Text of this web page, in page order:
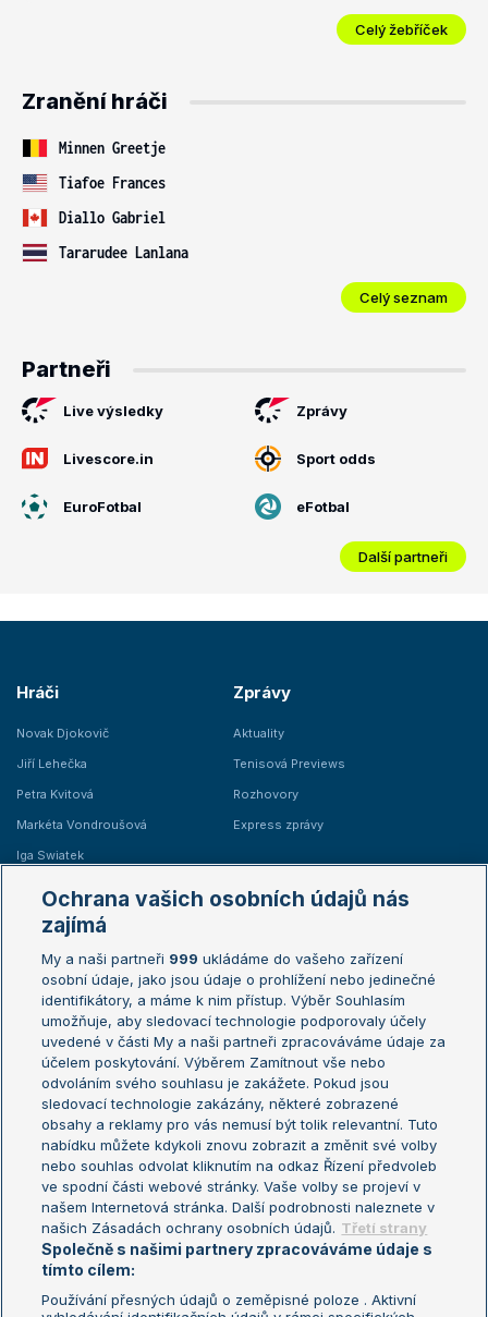
Celý žebříček
Zranění hráči
Minnen Greetje
Tiafoe Frances
Diallo Gabriel
Tararudee Lanlana
Celý seznam
Partneři
Live výsledky Zprávy
Livescore.in Sport odds
EuroFotbal eFotbal
Další partneři
Hráči
Novak Djokovič
Jiří Lehečka
Petra Kvitová
Markéta Vondroušová
Iga Swiatek
Zprávy
Aktuality
Tenisová Previews
Rozhovory
Express zprávy
Žebříčky
Žebříček ATP (muži)
Žebříček WTA (ženy)
Sázkařský žebříček
Australian Open
French Open
Wimbledon
US Open
Turnaj mistrů
Turnaj mistryň
Aktualní trendy
Fotbalové přestupy
Livesport Daily
LS Prague Open
Ochrana vašich osobních údajů nás
zajímá
My a naši partneři 999 ukládáme do vašeho zařízení
osobní údaje, jako jsou údaje o prohlížení nebo jedinečné
identifikátory, a máme k nim přístup. Výběr Souhlasím
umožňuje, aby sledovací technologie podporovaly účely
uvedené v části My a naši partneři zpracováváme údaje za
účelem poskytování. Výběrem Zamítnout vše nebo
odvoláním svého souhlasu je zakážete. Pokud jsou
sledovací technologie zakázány, některé zobrazené
obsahy a reklamy pro vás nemusí být tolik relevantní. Tuto
nabídku můžete kdykoli znovu zobrazit a změnit své volby
nebo souhlas odvolat kliknutím na odkaz Řízení předvoleb
ve spodní části webové stránky. Vaše volby se projeví v
našem Internetová stránka. Další podrobnosti naleznete v
našich Zásadách ochrany osobních údajů. Třetí strany
Společně s našimi partnery zpracováváme údaje s
tímto cílem:
Používání přesných údajů o zeměpisné poloze . Aktivní